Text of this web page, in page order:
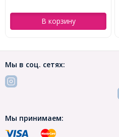
В корзину
Мы в соц. сетях:
Мы принимаем: